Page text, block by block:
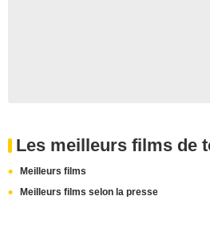
Les meilleurs films de
Meilleurs films
Meilleurs films selon la presse